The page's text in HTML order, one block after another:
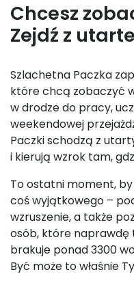
Chcesz
Zejdź z
Szlachetna Paczka
które chcą zobaczyć
w drodze do pracy,
weekendowej
Paczki schodzą z
i kierują wzrok tam,
To ostatni moment,
coś wyjątkowego –
wzruszenie, a także
osób, które naprawdę
brakuje ponad 3300
Być może to właśnie